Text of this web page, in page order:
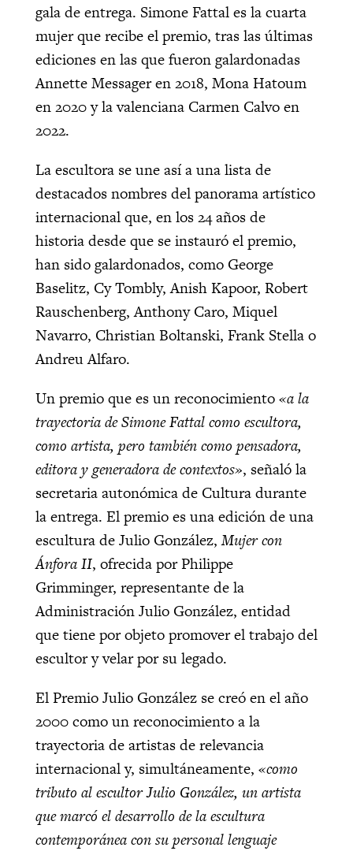
gala de entrega. Simone Fattal es la cuarta
mujer que recibe el premio, tras las últimas
ediciones en las que fueron galardonadas
Annette Messager en 2018, Mona Hatoum
en 2020 y la valenciana Carmen Calvo en
2022.
La escultora se une así a una lista de
destacados nombres del panorama artístico
internacional que, en los 24 años de
historia desde que se instauró el premio,
han sido galardonados, como George
Baselitz, Cy Tombly, Anish Kapoor, Robert
Rauschenberg, Anthony Caro, Miquel
Navarro, Christian Boltanski, Frank Stella o
Andreu Alfaro.
Un premio que es un reconocimiento«a la
trayectoria de Simone Fattal como escultora,
como artista, pero también como pensadora,
editora y generadora de contextos», señaló la
secretaria autonómica de Cultura durante
la entrega. El premio es una edición de una
escultura de Julio González,Mujer con
Ánfora II, ofrecida por Philippe
Grimminger, representante de la
Administración Julio González, entidad
que tiene por objeto promover el trabajo del
escultor y velar por su legado.
El Premio Julio González se creó en el año
2000 como un reconocimiento a la
trayectoria de artistas de relevancia
internacional y, simultáneamente, «como
tributo al escultor Julio González, un artista
que marcó el desarrollo de la escultura
contemporánea con su personal lenguaje